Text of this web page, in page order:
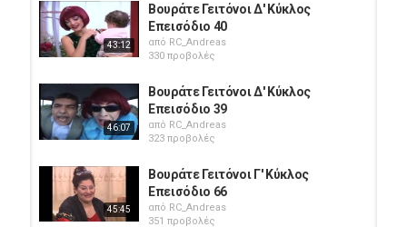
43:12
Βουράτε Γειτόνοι Δ' Κύκλος
Επεισόδιο 40
από RC_Andreas
330 προβολές
46:07
Βουράτε Γειτόνοι Δ' Κύκλος
Επεισόδιο 39
από RC_Andreas
323 προβολές
45:45
Βουράτε Γειτόνοι Γ' Κύκλος
Επεισόδιο 66
από RC_Andreas
351 προβολές